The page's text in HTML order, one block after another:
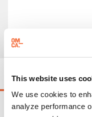
This website uses
We use cookies to
analyze performance
正在进行的活